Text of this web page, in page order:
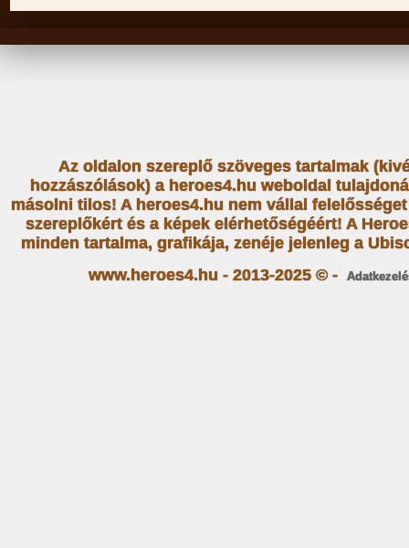
Az oldalon szereplő szöveges tartalmak
hozzászólások) a heroes4.hu weboldal
másolni tilos! A heroes4.hu nem vállal
szereplőkért és a képek elérhetőségéért! A
minden tartalma, grafikája, zenéje jelenleg a
www.heroes4.hu - 2013-2025 © -